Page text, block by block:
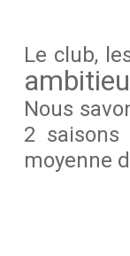
Le club,
Nous
2 saisons
moyenne